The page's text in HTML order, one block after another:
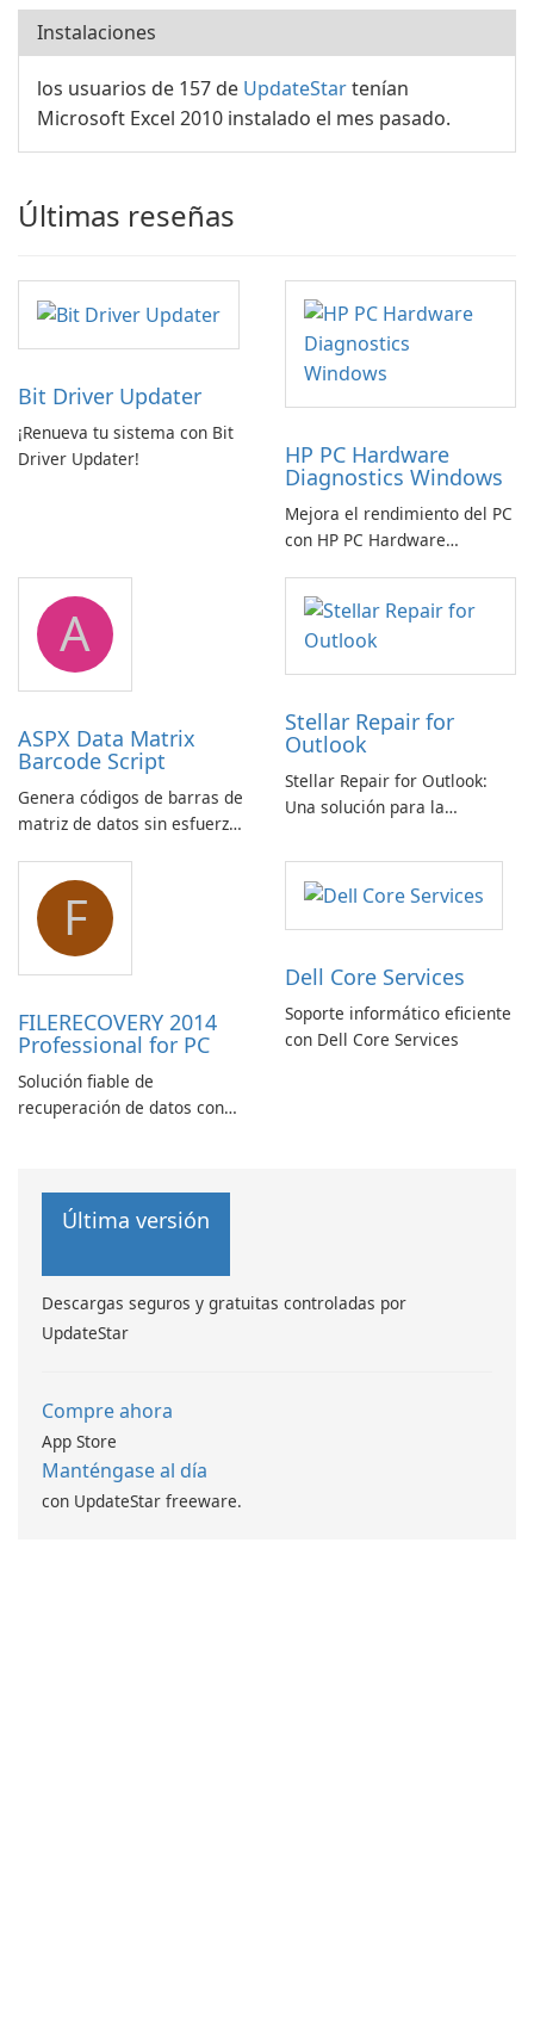
Instalaciones
los usuarios de 157 de UpdateStartenían
Microsoft Excel 2010 instalado el mes pasado.
Últimas reseñas
Bit Driver Updater
¡Renueva tu sistema con Bit
Driver Updater!
HP PC Hardware
Diagnostics Windows
Mejora el rendimiento del PC
con HP PC Hardware
A
ASPX Data Matrix
Barcode Script
Genera códigos de barras de
matriz de datos sin esfuerzo
barras de matriz de datos
ASPX
Stellar Repair for
Outlook
Stellar Repair for Outlook:
Una solución para la
electrónico
F
FILERECOVERY 2014
Professional for PC
Solución fiable de
recuperación de datos con
Dell Core Services
Soporte informático eficiente
con Dell Core Services
Última versión
Descargas seguros y gratuitas controladas por
UpdateStar
Compre ahora
App Store
Manténgase al día
con UpdateStar freeware.